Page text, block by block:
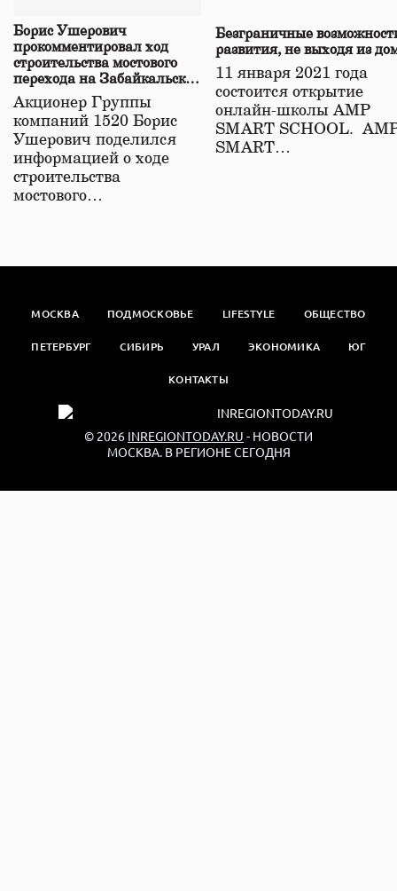
Борис Ушерович
прокомментировал ход
строительства мостового
перехода на Забайкальской
железной дороге
Акционер Группы
компаний 1520 Борис
Ушерович поделился
информацией о ходе
строительства
мостового…
Безграничные
развития, не выходя из
11 января 2021 года
состоится открытие
онлайн-школы АМР
SMART SCHOOL.
SMART…
МОСКВА ПОДМОСКОВЬЕ LIFESTYLE ОБЩЕСТВО
ПЕТЕРБУРГ СИБИРЬ УРАЛ ЭКОНОМИКА ЮГ
КОНТАКТЫ
© 2026 INREGIONTODAY.RU - НОВОСТИ
МОСКВА. В РЕГИОНЕ СЕГОДНЯ